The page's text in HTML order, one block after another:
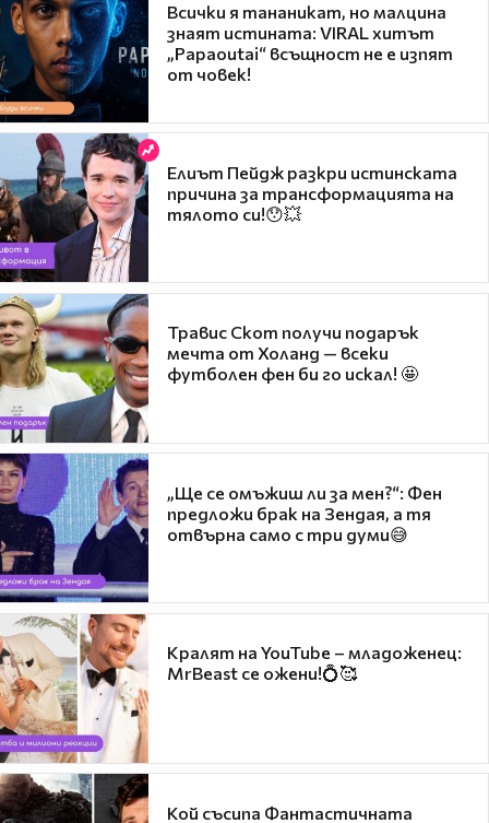
Всички я тананикат, но малцина
знаят истината: VIRAL хитът
„Papaoutai“ всъщност не е изпят
от човек!
Елиът Пейдж разкри истинската
причина за трансформацията на
тялото си!😯💥
Травис Скот получи подарък
мечта от Холанд — всеки
футболен фен би го искал! 🤩
„Ще се омъжиш ли за мен?“: Фен
предложи брак на Зендая, а тя
отвърна само с три думи😅
Кралят на YouTube – младоженец:
MrBeast се ожени!💍🥰
Кой съсипа Фантастичната